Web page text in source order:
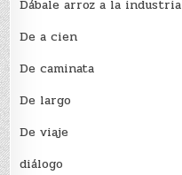
Dábale arroz a la industria
De a cien
De caminata
De largo
De viaje
diálogo